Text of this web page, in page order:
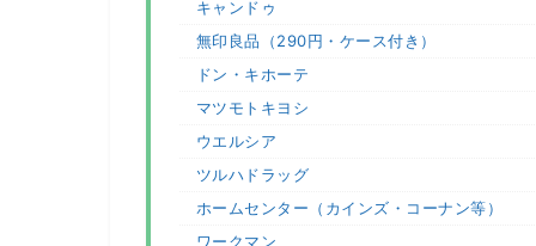
キャンドゥ
無印良品（290円・ケース付き）
ドン・キホーテ
マツモトキヨシ
ウエルシア
ツルハドラッグ
ホームセンター（カインズ・コーナン等）
ワークマン